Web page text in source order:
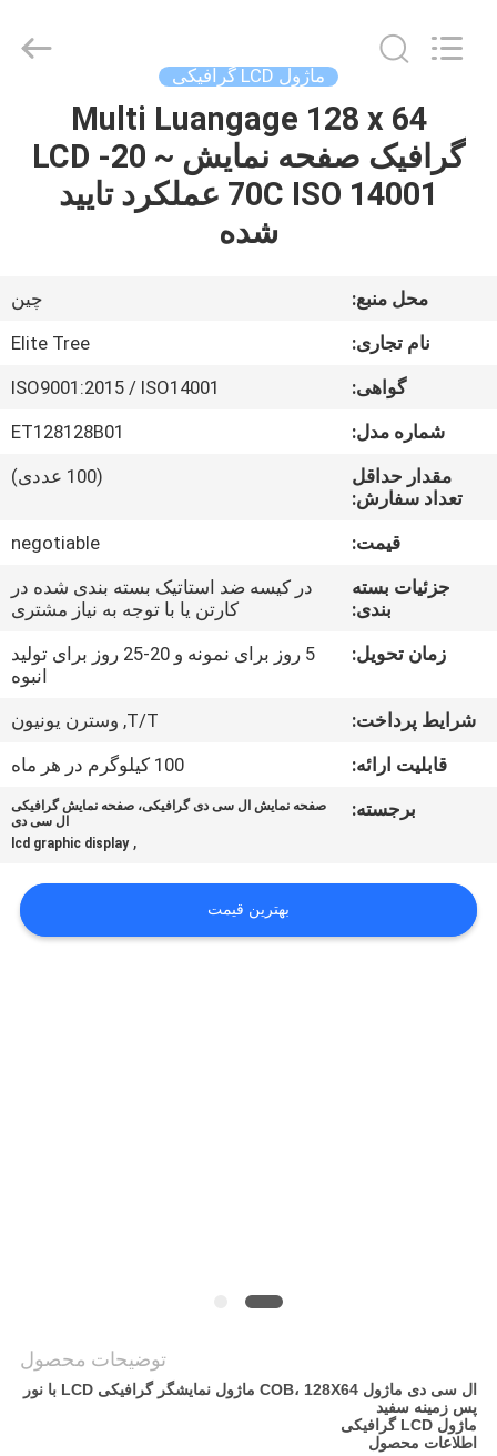
محصولات
دربارهی
کارخانه
تور
کنترل
درخواست
نقل قول
Technology.
ماژول LCD گرافیکی
Multi Luangage 128 x 64
گرافیک صفحه نمایش LCD -20 ~
70C ISO 14001 عملکرد تایید
شده
محل منبع:
چین
نام تجاری:
Elite Tree
گواهی:
ISO9001:2015 / ISO14001
شماره مدل:
ET128128B01
مقدار حداقل
تعداد سفارش:
(100 عددی)
قیمت:
negotiable
جزئیات بسته
بندی:
در کیسه ضد استاتیک بسته بندی شده در
کارتن یا با توجه به نیاز مشتری
زمان تحویل:
5 روز برای نمونه و 20-25 روز برای تولید
انبوه
شرایط پرداخت:
T/T, وسترن یونیون
قابلیت ارائه:
100 کیلوگرم در هر ماه
برجسته:
صفحه نمایش ال سی دی گرافیکی، صفحه نمایش گرافیکی
ال سی دی
,
lcd graphic display
بهترین قیمت
توضیحات محصول
ال سی دی ماژول COB، 128X64 ماژول نمایشگر گرافیکی LCD با نور
پس زمینه سفید
ماژول LCD گرافیکی
اطلاعات محصول